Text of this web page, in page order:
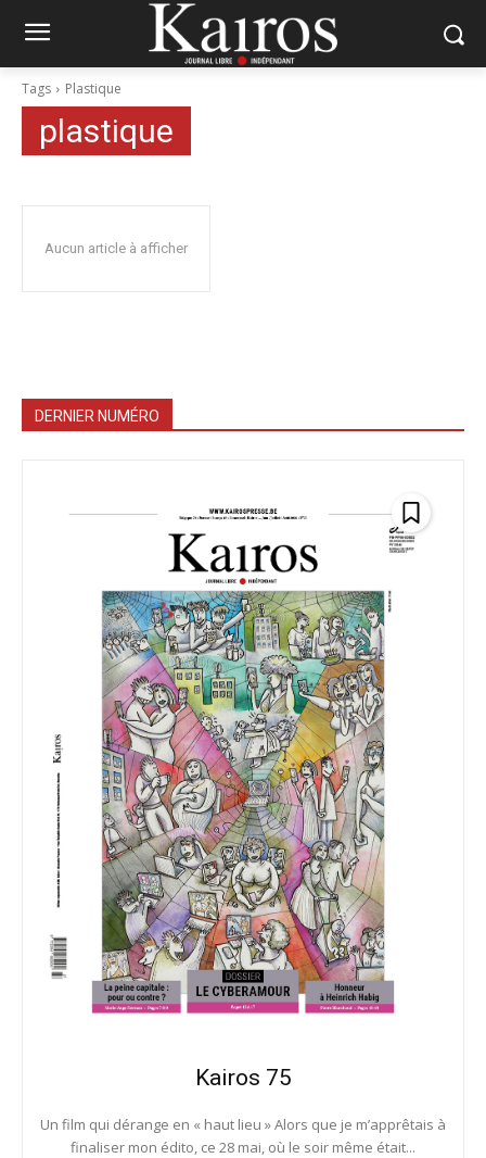
Tags Plastique
plastique
Aucun article à afficher
DERNIER NUMÉRO
Kairos 75
Un film qui dérange en « haut lieu » Alors que je m’apprêtais à
finaliser mon édito, ce 28 mai, où le soir même était...